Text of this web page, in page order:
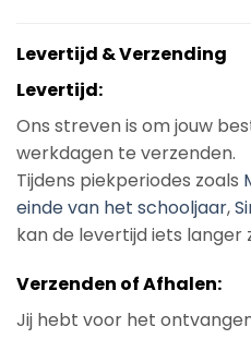
Levertijd & Verzending
Levertijd:
Ons streven is om jouw
werkdagen te verzenden.
Tijdens piekperiodes zoals
einde van het schooljaar,
kan de levertijd iets langer
Verzenden of Afhalen:
Jij hebt voor het